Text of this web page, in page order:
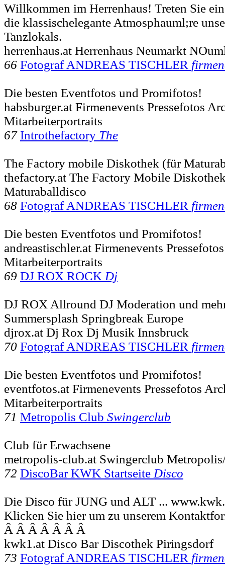
Willkommen im Herrenhaus! Treten Sie
die klassischelegante Atmosphauml;re
Tanzlokals.
herrenhaus.at Herrenhaus Neumarkt
66 Fotograf ANDREAS TISCHLER
Die besten Eventfotos und Promifotos!
habsburger.at Firmenevents Pressefotos
Mitarbeiterportraits
67 Introthefactory The
The Factory mobile Diskothek (für
thefactory.at The Factory Mobile
Maturaballdisco
68 Fotograf ANDREAS TISCHLER
Die besten Eventfotos und Promifotos!
andreastischler.at Firmenevents
Mitarbeiterportraits
69 DJ ROX ROCK Dj
DJ ROX Allround DJ Moderation und
Summersplash Springbreak Europe
djrox.at Dj Rox Dj Musik Innsbruck
70 Fotograf ANDREAS TISCHLER
Die besten Eventfotos und Promifotos!
eventfotos.at Firmenevents Pressefotos
Mitarbeiterportraits
71 Metropolis Club Swingerclub
Club für Erwachsene
metropolis-club.at Swingerclub
72 DiscoBar KWK Startseite Disco
Die Disco für JUNG und ALT ... www.kwk.
Klicken Sie hier um zu unserem
Â Â Â Â Â Â Â
kwk1.at Disco Bar Discothek Piringsdorf
73 Fotograf ANDREAS TISCHLER